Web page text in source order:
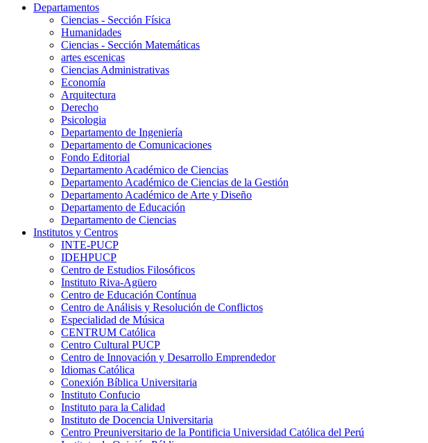
Departamentos
Ciencias - Sección Física
Humanidades
Ciencias - Sección Matemáticas
artes escenicas
Ciencias Administrativas
Economía
Arquitectura
Derecho
Psicologia
Departamento de Ingeniería
Departamento de Comunicaciones
Fondo Editorial
Departamento Académico de Ciencias
Departamento Académico de Ciencias de la Gestión
Departamento Académico de Arte y Diseño
Departamento de Educación
Departamento de Ciencias
Institutos y Centros
INTE-PUCP
IDEHPUCP
Centro de Estudios Filosóficos
Instituto Riva-Agüero
Centro de Educación Contínua
Centro de Análisis y Resolución de Conflictos
Especialidad de Música
CENTRUM Católica
Centro Cultural PUCP
Centro de Innovación y Desarrollo Emprendedor
Idiomas Católica
Conexión Bíblica Universitaria
Instituto Confucio
Instituto para la Calidad
Instituto de Docencia Universitaria
Centro Preuniversitario de la Pontificia Universidad Católica del Perú